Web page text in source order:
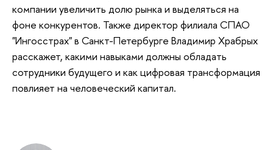
компании увеличить долю рынка и выделяться на
фоне конкурентов. Также директор филиала СПАО
"Ингосстрах" в Санкт-Петербурге Владимир Храбрых
расскажет, какими навыками должны обладать
сотрудники будущего и как цифровая трансформация
повлияет на человеческий капитал.